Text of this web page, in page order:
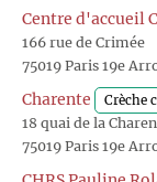
Centre d'accueil
166 rue de Crimée
75019 Paris 19e
Charente Crèche
18 quai de la
75019 Paris 19e